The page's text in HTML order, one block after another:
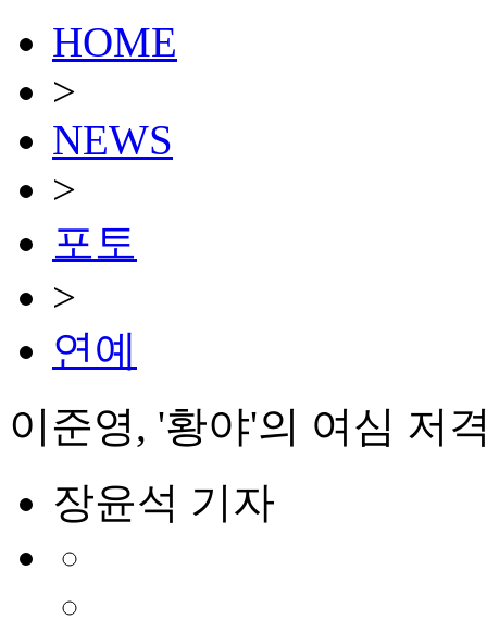
HOME
>
NEWS
>
포토
>
연예
이준영, '황야'의 여심 저
장윤석 기자